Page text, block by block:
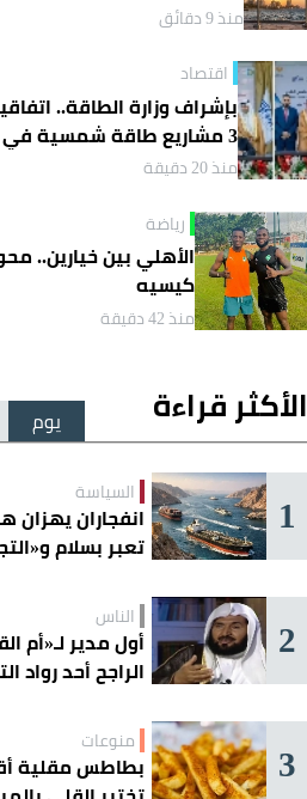
منذ 9 دقائق
اقتصاد
بإشراف وزارة الطاقة..
3 مشاريع طاقة شمسية في سورية
منذ 20 دقيقة
رياضة
الأهلي بين خيارين..
كيسيه
منذ 42 دقيقة
الأكثر قراءة يوم
1 السياسة
انفجاران يهزان
تعبر بسلام
2 الناس
أول مدير لـ«أم
الراجح أحد رواد
3 منوعات
بطاطس مقلية